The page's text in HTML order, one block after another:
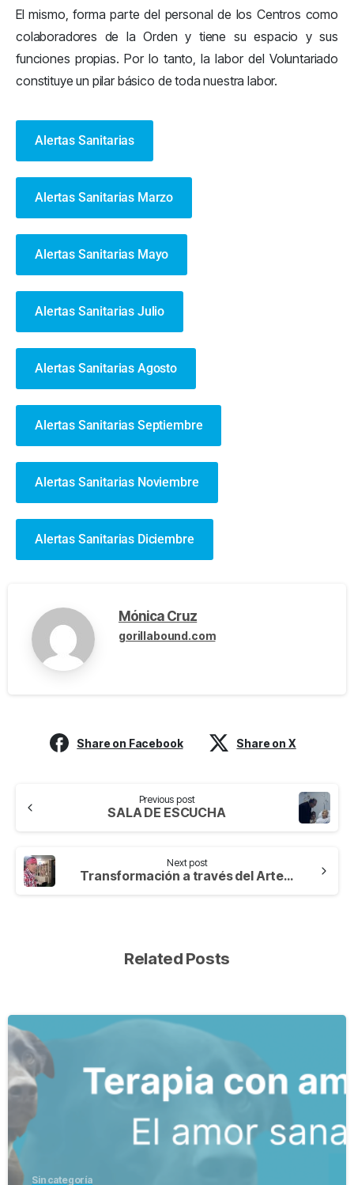
El mismo, forma parte del personal de los Centros como
colaboradores de la Orden y tiene su espacio y sus
funciones propias. Por lo tanto, la labor del Voluntariado
constituye un pilar básico de toda nuestra labor.
Alertas Sanitarias
Alertas Sanitarias Marzo
Alertas Sanitarias Mayo
Alertas Sanitarias Julio
Alertas Sanitarias Agosto
Alertas Sanitarias Septiembre
Alertas Sanitarias Noviembre
Alertas Sanitarias Diciembre
Mónica Cruz
gorillabound.com
Share on Facebook Share on X
Previous post
SALA DE ESCUCHA
Next post
Transformación a través del Arte: Cómo la Clínica San Juan de Dios está Revolucionando la Rehabilitación en Colombia
Related Posts
Sin categoría